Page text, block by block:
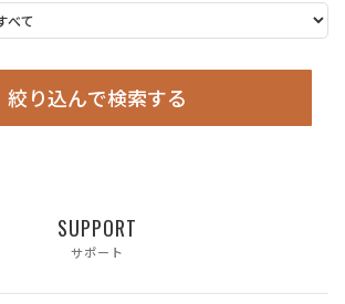
絞り込んで検索する
SUPPORT
サポート